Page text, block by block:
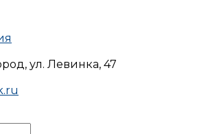
ул. Левинка, 47